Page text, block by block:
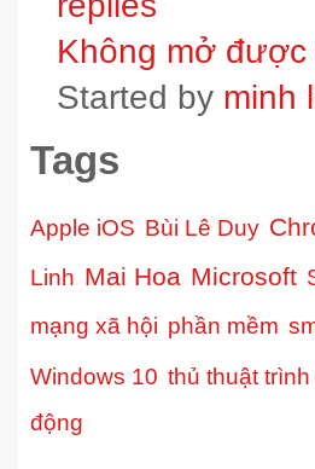
Không mở được
Started by minh
Tags
Apple iOS Bùi Lê Duy
Linh Mai Hoa Microsoft
mạng xã hội phần mềm
Windows 10 thủ thuật
động